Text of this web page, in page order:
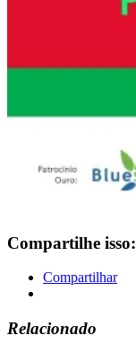
Compartilhe isso:
Compartilhar
Relacionado